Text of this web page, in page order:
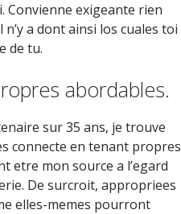
Convienne exigeante rien
a dont ainsi los cuales toi
de tu.
abordables.
sur 35 ans, je trouve
connecte en tenant propres
etre mon source a l’egard
De surcroit, appropriees
elles-memes pourront